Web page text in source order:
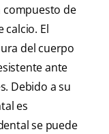
compuesto de
calcio. El
del cuerpo
ante
Debido a su
es
se puede